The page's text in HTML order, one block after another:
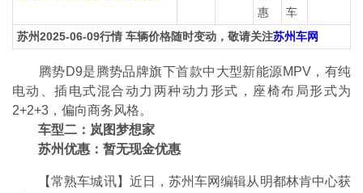
惠
车
苏州2025-06-09行情 车辆价格随时变动，敬请关注苏州车网
腾势D9是腾势品牌旗下首款中大型新能源MPV，有纯
电动、插电式混合动力两种动力形式，座椅布局形式为
2+2+3，偏向商务风格。
车型二：岚图梦想家
苏州优惠：暂无现金优惠
【常熟车城讯】近日，苏州车网编辑从明都林肯中心获